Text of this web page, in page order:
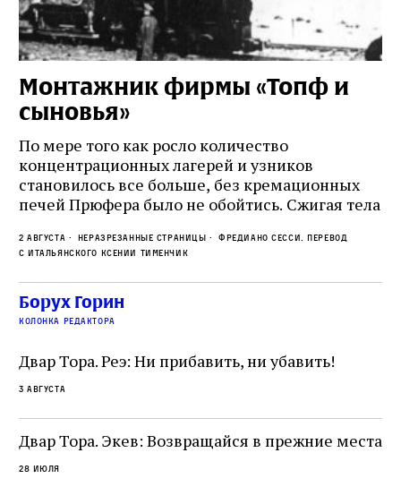
Монтажник фирмы «Топф и
сыновья»
По мере того как росло количество
концентрационных лагерей и узников
становилось все больше, без кремационных
печей Прюфера было не обойтись. Cжигая тела
верны своему архаичному культу смерти, но и
скрывали от населения соседних городов,
сколько узников погибало каждый день в этих
жутких местах
2 августа Неразрезанные страницы
Фредиано Сесси. Перевод
с итальянского Ксении Тименчик
Борух Горин
колонка редактора
Двар Тора. Реэ: Ни прибавить, ни убавить!
3 августа
Двар Тора. Экев: Возвращайся в прежние места
28 июля